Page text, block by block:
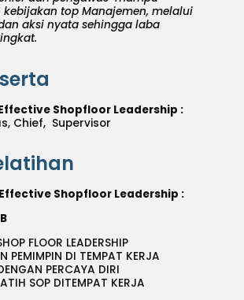
top Manajemen, melalui
aksi nyata sehingga laba
Shopfloor Leadership :
Chief, Supervisor
Shopfloor Leadership :
FLOOR LEADERSHIP
PEMIMPIN DI TEMPAT KERJA
PERCAYA DIRI
SOP DITEMPAT KERJA